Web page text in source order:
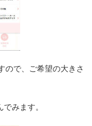
ので、ご希望の大きさ
みます。